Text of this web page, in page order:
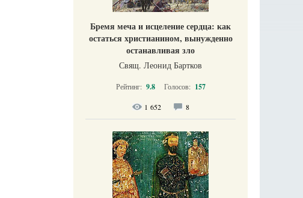
Бремя меча и исцеление сердца: как
остаться христианином, вынужденно
останавливая зло
Свящ. Леонид Бартков
Рейтинг: 9.8 Голосов: 157
1 652 8